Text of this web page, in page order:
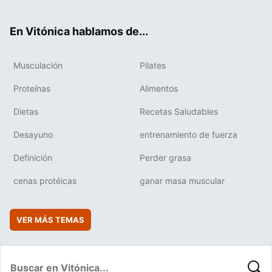
En Vitónica hablamos de...
Musculación Pilates
Proteínas Alimentos
Dietas Recetas Saludables
Desayuno entrenamiento de fuerza
Definición Perder grasa
cenas protéicas ganar masa muscular
VER MÁS TEMAS